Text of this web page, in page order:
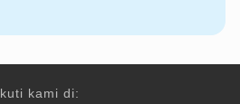
kami di: